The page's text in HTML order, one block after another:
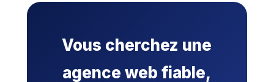
Vous cherchez une
agence web fiable,